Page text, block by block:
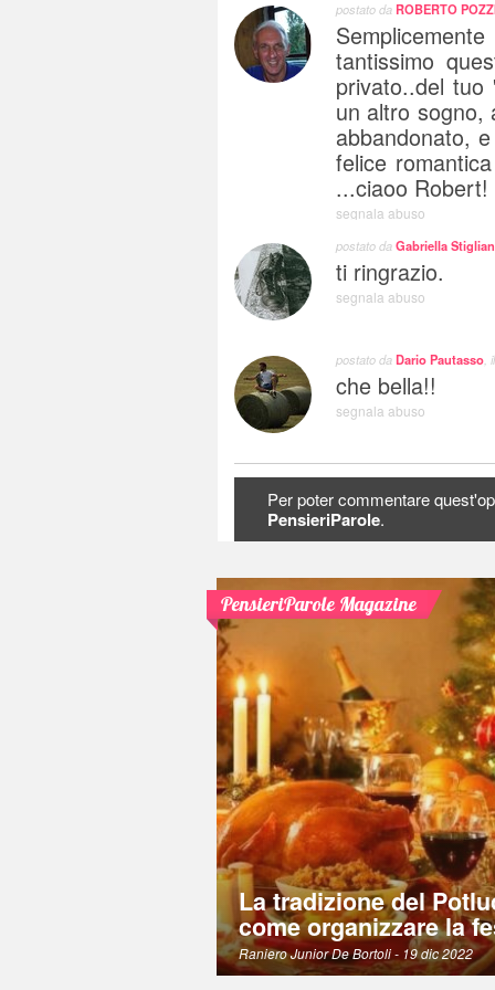
postato da ROBERTO
tantissimo
privato..del
un altro sogno,
abbandonato,
felice
...ciaoo Robert!
segnala abuso
postato daGabriella
ti ringrazio.
segnala abuso
postato daDario Pautasso ,
che bella!!
segnala abuso
Per poter commentare
PensieriParole.
PensieriParole Magazine
La tradizione del
come organizzare la
Raniero Junior De Bortoli- 19 dic 2022